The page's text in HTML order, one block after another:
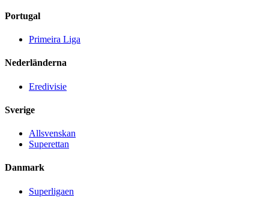
Portugal
Primeira Liga
Nederländerna
Eredivisie
Sverige
Allsvenskan
Superettan
Danmark
Superligaen